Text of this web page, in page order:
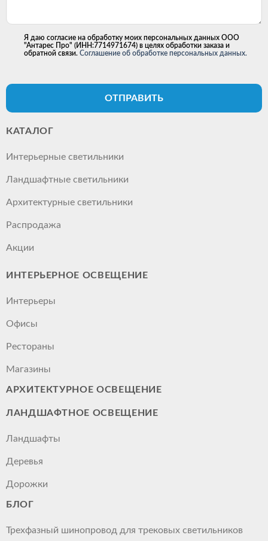
Я даю согласие на обработку моих персональных данных ООО
"Антарес Про" (ИНН:7714971674) в целях обработки заказа и
обратной связи. Соглашение об обработке персональных данных.
ОТПРАВИТЬ
КАТАЛОГ
Интерьерные светильники
Ландшафтные светильники
Архитектурные светильники
Распродажа
Акции
ИНТЕРЬЕРНОЕ ОСВЕЩЕНИЕ
Интерьеры
Офисы
Рестораны
Магазины
АРХИТЕКТУРНОЕ ОСВЕЩЕНИЕ
ЛАНДШАФТНОЕ ОСВЕЩЕНИЕ
Ландшафты
Деревья
Дорожки
БЛОГ
Трехфазный шинопровод для трековых светильников